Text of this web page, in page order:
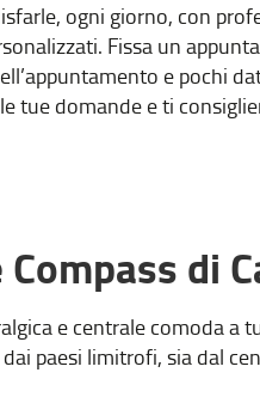
ogni giorno, con
Fissa un
e pochi
tue domande e ti
di
e centrale comoda a
paesi limitrofi, sia dal